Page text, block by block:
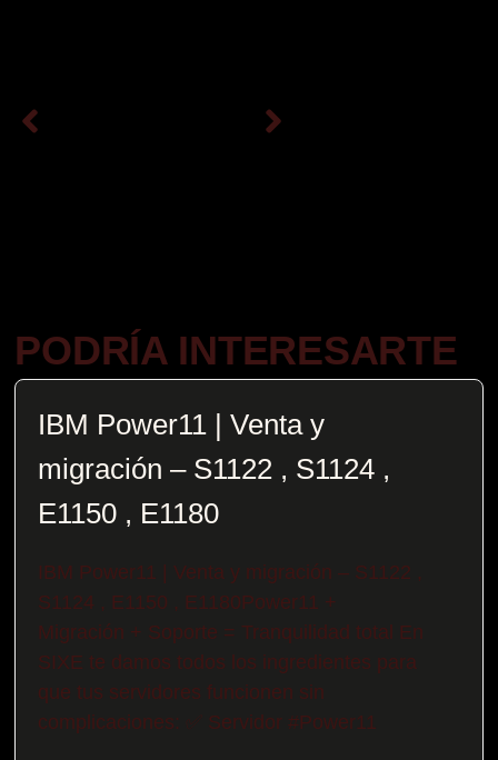
PODRÍA INTERESARTE
IBM Power11 | Venta y
migración – S1122 , S1124 ,
E1150 , E1180
IBM Power11 | Venta y migración – S1122 ,
S1124 , E1150 , E1180Power11 +
Migración + Soporte = Tranquilidad total En
SIXE te damos todos los ingredientes para
que tus servidores funcionen sin
complicaciones: ✅ Servidor #Power11